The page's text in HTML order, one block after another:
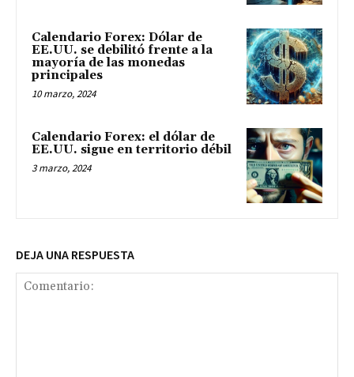
Calendario Forex: Dólar de
EE.UU. se debilitó frente a la
mayoría de las monedas
principales
10 marzo, 2024
Calendario Forex: el dólar de
EE.UU. sigue en territorio débil
3 marzo, 2024
DEJA UNA RESPUESTA